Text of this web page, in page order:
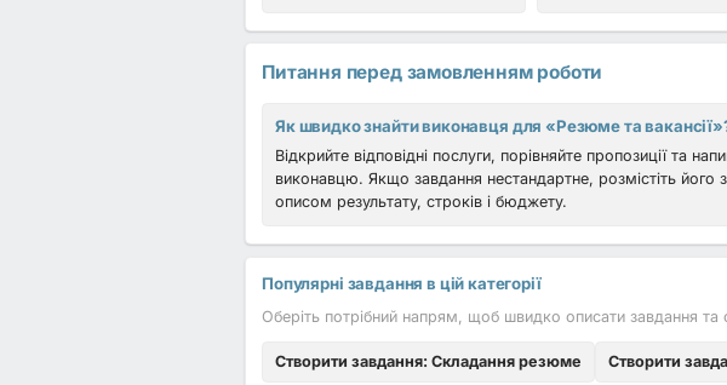
Питання перед замовленням роботи
Як швидко знайти виконавця для «Резюме та
Відкрийте відповідні послуги, порівняйте пропозиції та
виконавцю. Якщо завдання нестандартне, розмістіть його з
описом результату, строків і бюджету.
Популярні завдання в цій категорії
Оберіть потрібний напрям, щоб швидко описати завдання та
Створити завдання: Складання резюме Створити